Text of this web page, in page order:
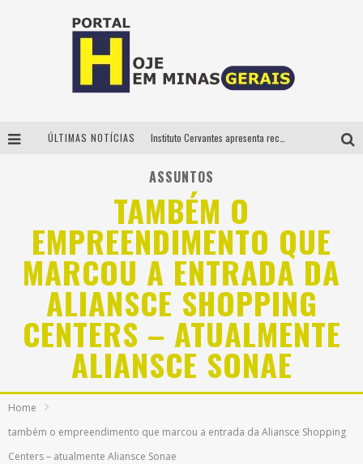
ÚLTIMAS NOTÍCIAS
Projeta Cultura abre inscrições gratuitas em São João del-Rei para oficinas de elaboração de projetos culturais e inteligência artificial
ASSUNTOS
TAMBÉM O
EMPREENDIMENTO QUE
MARCOU A ENTRADA DA
ALIANSCE SHOPPING
CENTERS – ATUALMENTE
ALIANSCE SONAE
Home
também o empreendimento que marcou a entrada da Aliansce Shopping
Centers – atualmente Aliansce Sonae